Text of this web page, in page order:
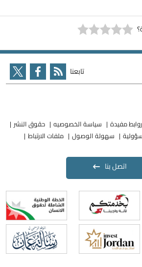
تابعنا
روابط مفيدة سياسة الخصوصيه
حقوق النشر
سهولة الوصول ملفات الارتباط
اتصل بنا